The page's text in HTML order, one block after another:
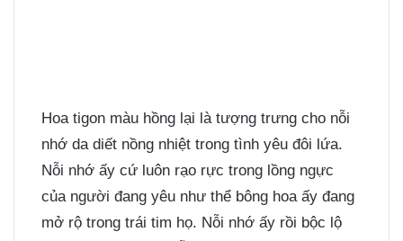
Hoa tigon màu hồng lại là tượng trưng cho nỗi
nhớ da diết nồng nhiệt trong tình yêu đôi lứa.
Nỗi nhớ ấy cứ luôn rạo rực trong lồng ngực
của người đang yêu như thể bông hoa ấy đang
mở rộ trong trái tim họ. Nỗi nhớ ấy rồi bộc lộ